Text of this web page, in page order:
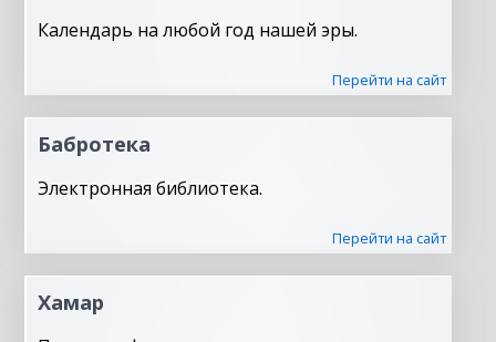
Календарь на любой год нашей эры.
Перейти на сайт
Бабротека
Электронная библиотека.
Перейти на сайт
Хамар